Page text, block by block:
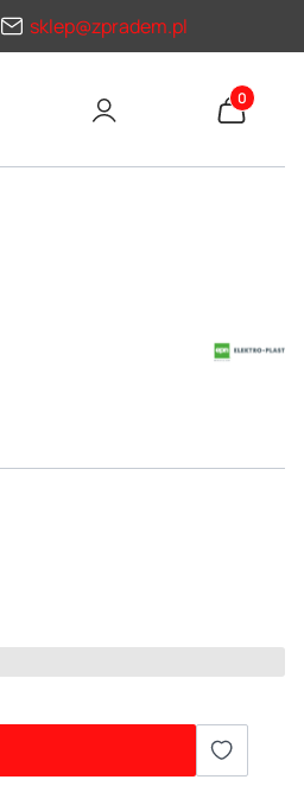
sklep@zpradem.pl
Produkty